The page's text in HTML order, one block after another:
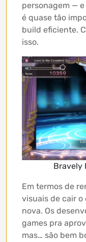
personagem —
é quase tão
build eficiente.
isso.
Bravely
Em termos de
visuais de cair o
nova. Os
games pra
mas… são bem